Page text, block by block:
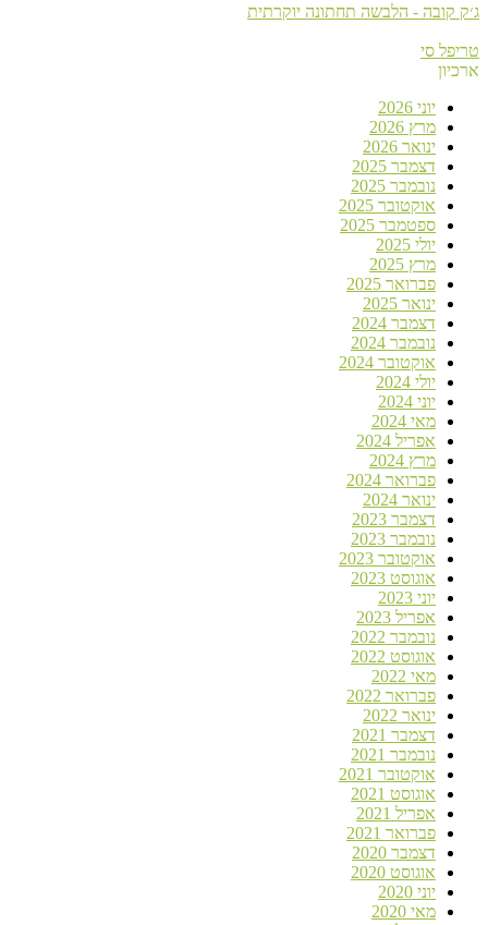
ג׳ק קובה - הלבשה תחתונה יוקרתית
טריפל סי
ארכיון
יוני 2026
מרץ 2026
ינואר 2026
דצמבר 2025
נובמבר 2025
אוקטובר 2025
ספטמבר 2025
יולי 2025
מרץ 2025
פברואר 2025
ינואר 2025
דצמבר 2024
נובמבר 2024
אוקטובר 2024
יולי 2024
יוני 2024
מאי 2024
אפריל 2024
מרץ 2024
פברואר 2024
ינואר 2024
דצמבר 2023
נובמבר 2023
אוקטובר 2023
אוגוסט 2023
יוני 2023
אפריל 2023
נובמבר 2022
אוגוסט 2022
מאי 2022
פברואר 2022
ינואר 2022
דצמבר 2021
נובמבר 2021
אוקטובר 2021
אוגוסט 2021
אפריל 2021
פברואר 2021
דצמבר 2020
אוגוסט 2020
יוני 2020
מאי 2020